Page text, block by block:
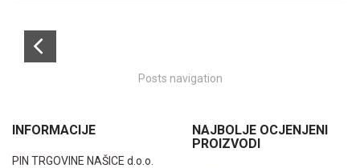
Posts navigation
INFORMACIJE
PIN TRGOVINE NAŠICE d.o.o.
NAJBOLJE OCJENJENI
PROIZVODI